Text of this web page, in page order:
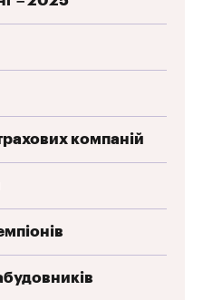
компаній